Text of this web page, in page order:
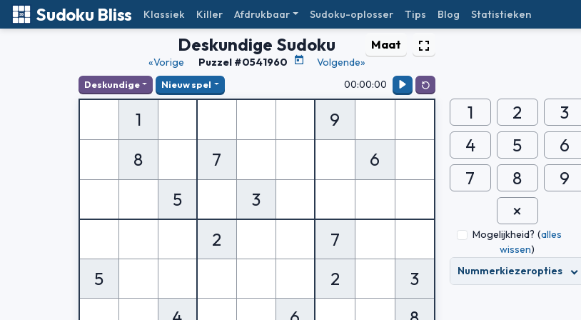
Sudoku Bliss Klassiek Killer Afdrukbaar Sudoku-oplosser Tips Blog Statistieken
Deskundige Sudoku Maat
«Vorige Puzzel #0541960 Volgende»
Deskundige Nieuw spel 00:00:00
1
9
8
7
6
5
3
2
7
5
2
3
1 2
3
4
5
6
7
8 9
Mogelijkheid? (alles
wissen)
Nummerkiezeropties